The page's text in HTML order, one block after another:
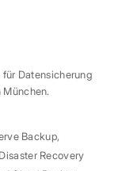
Datensicherung
Backup,
Disaster Recovery